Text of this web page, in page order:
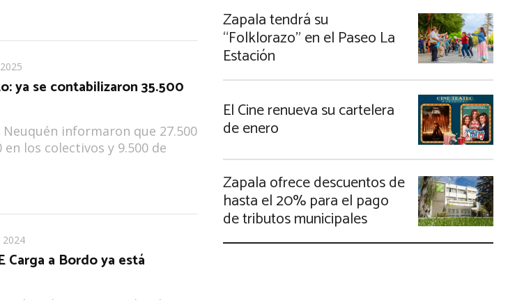
ya se contabilizaron 35.500
informaron que 27.500
los colectivos y 9.500 de
2024
Carga a Bordo ya está
Zapala tendrá su
“Folklorazo” en el Paseo La
Estación
El Cine renueva su cartelera
de enero
Zapala ofrece descuentos de
hasta el 20% para el pago
de tributos municipales